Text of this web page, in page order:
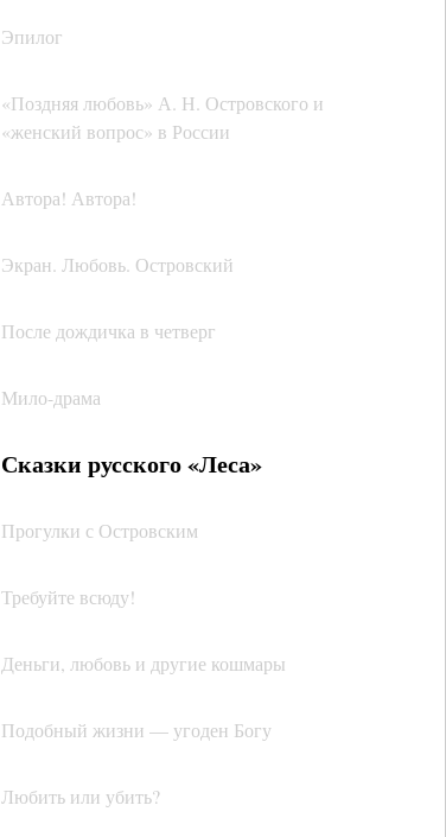
Эпилог
«Поздняя любовь» А. Н. Островского и
«женский вопрос» в России
Автора! Автора!
Экран. Любовь. Островский
После дождичка в четверг
Мило-драма
Сказки русского «Леса»
Прогулки с Островским
Требуйте всюду!
Деньги, любовь и другие кошмары
Подобный жизни — угоден Богу
Любить или убить?